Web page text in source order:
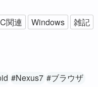
関連 Windows
雑記
#Nexus7 #ブラウザ